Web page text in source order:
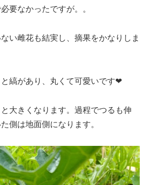
要なかったですが。。
ない雌花も結実し、摘果をかなりしま
縞があり、丸くて可愛いです❤
大きくなります。過程でつるも伸
側は地面側になります。